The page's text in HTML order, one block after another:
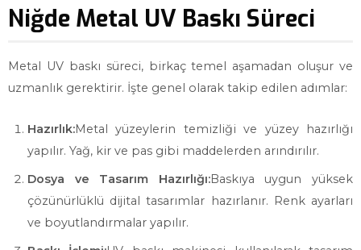
Niğde Metal UV Baskı Süreci
Metal UV baskı süreci, birkaç temel aşamadan oluşur ve
uzmanlık gerektirir. İşte genel olarak takip edilen adımlar:
Hazırlık:Metal yüzeylerin temizliği ve yüzey hazırlığı
yapılır. Yağ, kir ve pas gibi maddelerden arındırılır.
Dosya ve Tasarım Hazırlığı:Baskıya uygun yüksek
çözünürlüklü dijital tasarımlar hazırlanır. Renk ayarları
ve boyutlandırmalar yapılır.